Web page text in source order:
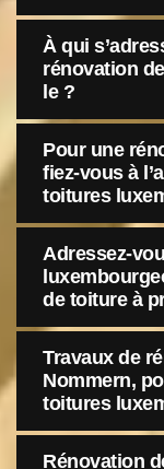
À qui
rénovation
le ?
Pour une
fiez-vous à
toitures
Adressez-
de toiture à
Travaux de
Nommern,
toitures
Rénovation